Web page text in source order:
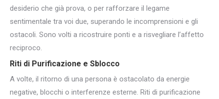
desiderio che già prova, o per rafforzare il legame
sentimentale tra voi due, superando le incomprensioni e gli
ostacoli. Sono volti a ricostruire ponti e a risvegliare l’affetto
reciproco.
Riti di Purificazione e Sblocco
A volte, il ritorno di una persona è ostacolato da energie
negative, blocchi o interferenze esterne. Riti di purificazione